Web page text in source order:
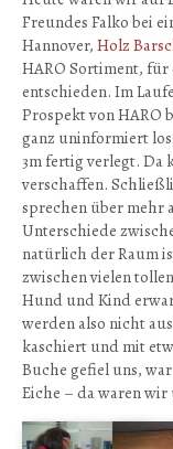
Freundes Falko bei
Hannover, Holz
HARO Sortiment,
entschieden. Im
Prospekt von HARO
ganz uninformiert
3m fertig verlegt. Da
verschaffen.
sprechen über mehr
Unterschiede
natürlich der Raum
zwischen vielen
Hund und Kind
werden also nicht
kaschiert und mit
Buche gefiel uns,
Eiche – da waren wir